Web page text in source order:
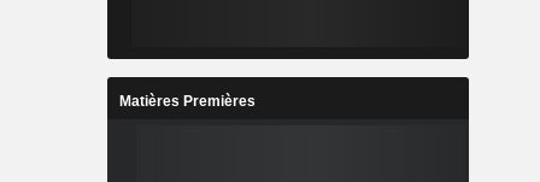
Matières Premières